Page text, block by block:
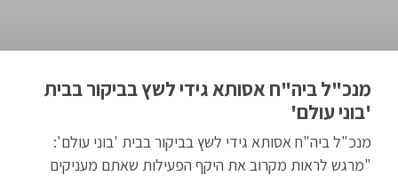
מנכ"ל ביה"ח אסותא גידי לשץ בביקור בבית
'בוני עולם'
מנכ"ל ביה"ח אסותא גידי לשץ בביקור בבית 'בוני עולם':
"מרגש לראות מקרוב את היקף הפעילות שאתם מעניקים